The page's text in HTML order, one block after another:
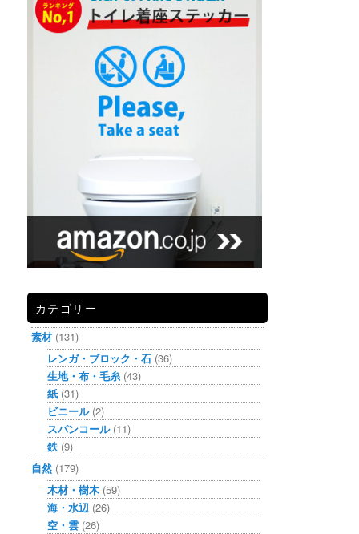
カテゴリー
素材 (131)
レンガ・ブロック・石 (36)
生地・布・毛糸(43)
紙 (31)
ビニール(2)
スパンコール(11)
鉄 (9)
自然 (179)
木材・樹木 (59)
海・水辺 (26)
空・雲 (26)